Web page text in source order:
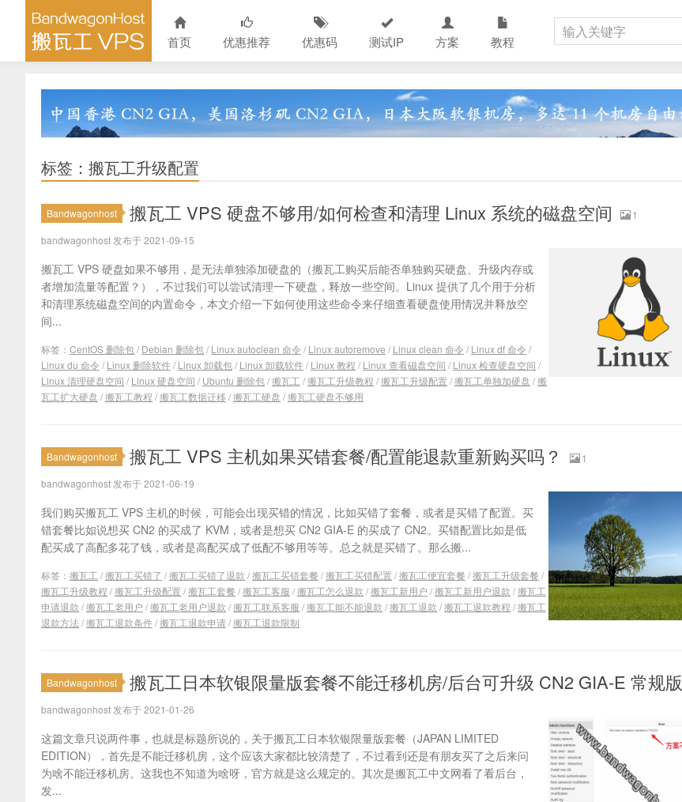
首页 优惠推荐 优惠码 测试IP 方案 教程
标签：搬瓦工升级配置
Bandwagonhost 搬瓦工 VPS 硬盘不够用/如何检查和清理 Linux 系统的磁盘空间
1
bandwagonhost 发布于 2021-09-15
搬瓦工 VPS 硬盘如果不够用，是无法单独添加硬盘的（搬瓦工购买后能否单独购买硬盘、升级内存或
者增加流量等配置？），不过我们可以尝试清理一下硬盘，释放一些空间。Linux 提供了几个用于分析
和清理系统磁盘空间的内置命令，本文介绍一下如何使用这些命令来仔细查看硬盘使用情况并释放空
间...
标签： CentOS 删除包/ Debian 删除包/ Linux autoclean 命令 / Linux autoremove / Linux clean 命令 / Linux df 命令 /
Linux du 命令 / Linux 删除软件/ Linux 卸载包/ Linux 卸载软件/ Linux 教程 / Linux 查看磁盘空间 / Linux 检查硬盘空间 /
Linux 清理硬盘空间 / Linux 硬盘空间 / Ubuntu 删除包/搬瓦工 /搬瓦工升级教程 /搬瓦工升级配置 /搬瓦工单独加硬盘 /搬
瓦工扩大硬盘 /搬瓦工教程 /搬瓦工数据迁移 /搬瓦工硬盘 /搬瓦工硬盘不够用
Bandwagonhost 搬瓦工 VPS 主机如果买错套餐/配置能退款重新购买吗？
1
bandwagonhost 发布于 2021-06-19
我们购买搬瓦工 VPS 主机的时候，可能会出现买错的情况，比如买错了套餐，或者是买错了配置。买
错套餐比如说想买 CN2 的买成了 KVM，或者是想买 CN2 GIA-E 的买成了 CN2。买错配置比如是低
配买成了高配多花了钱，或者是高配买成了低配不够用等等。总之就是买错了。那么搬...
标签： 搬瓦工 /搬瓦工买错了 /搬瓦工买错了退款 /搬瓦工买错套餐 /搬瓦工买错配置 /搬瓦工便宜套餐 /搬瓦工升级套餐 /
搬瓦工升级教程 /搬瓦工升级配置 /搬瓦工套餐 /搬瓦工客服 /搬瓦工怎么退款 /搬瓦工新用户 /搬瓦工新用户退款 /搬瓦工
申请退款 /搬瓦工老用户 /搬瓦工老用户退款 /搬瓦工联系客服 /搬瓦工能不能退款 /搬瓦工退款 /搬瓦工退款教程 /搬瓦工
退款方法 /搬瓦工退款条件/搬瓦工退款申请/搬瓦工退款限制
Bandwagonhost 搬瓦工日本软银限量版套餐不能迁移机房/后台可升级 CN2 GIA-E 常规版
bandwagonhost 发布于 2021-01-26
这篇文章只说两件事，也就是标题所说的，关于搬瓦工日本软银限量版套餐（JAPAN LIMITED
EDITION），首先是不能迁移机房，这个应该大家都比较清楚了，不过看到还是有朋友买了之后来问
为啥不能迁移机房。这我也不知道为啥呀，官方就是这么规定的。其次是搬瓦工中文网看了看后台，
发...